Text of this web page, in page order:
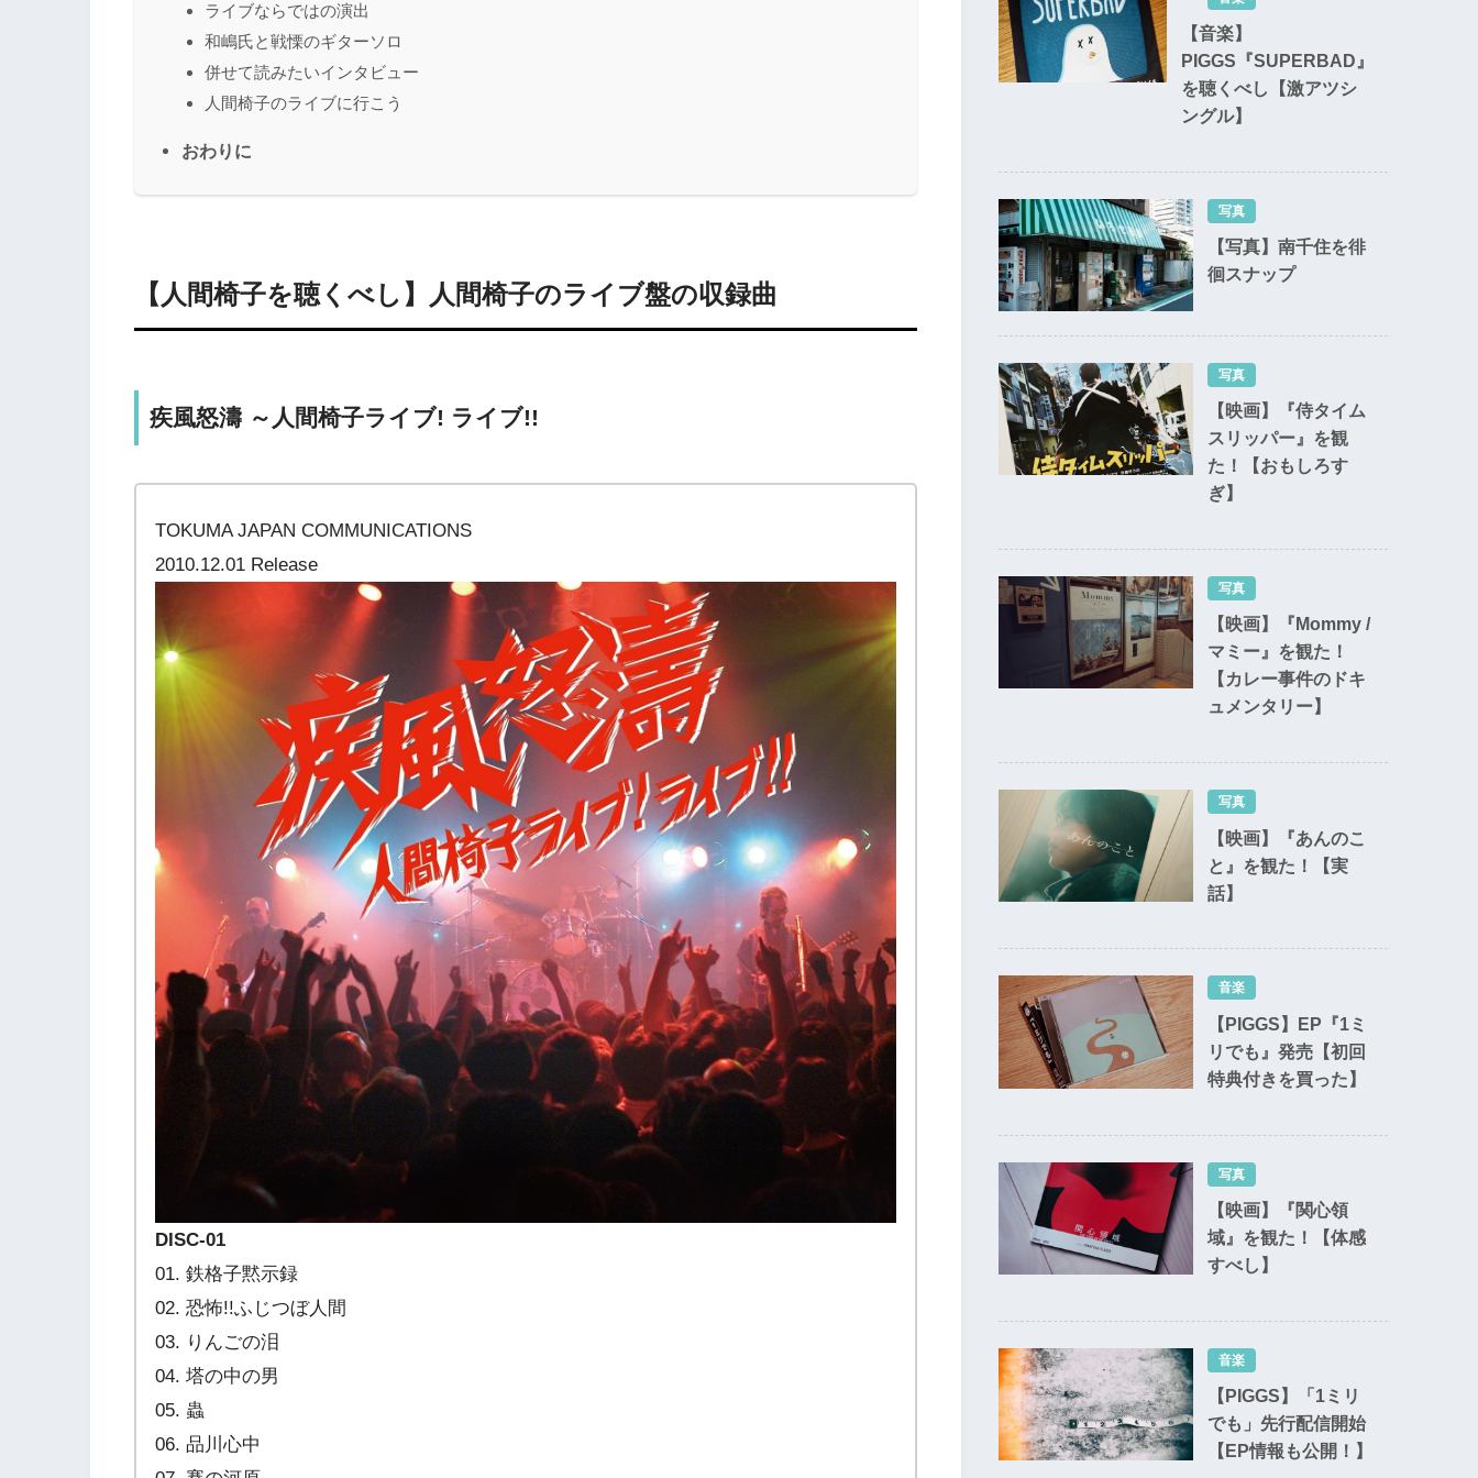
ライブならではの演出
和嶋氏と戦慄のギターソロ
併せて読みたいインタビュー
人間椅子のライブに行こう
おわりに
【人間椅子を聴くべし】人間椅子のライブ盤の収録曲
疾風怒濤 ～人間椅子ライブ! ライブ!!
TOKUMA JAPAN COMMUNICATIONS
2010.12.01 Release
DISC-01
01. 鉄格子黙示録
02. 恐怖!!ふじつぼ人間
03. りんごの泪
04. 塔の中の男
05. 蟲
06. 品川心中
【音楽】
PIGGS『SUPERBAD』
を聴くべし【激アツシ
ングル】
【写真】南千住を徘
徊スナップ
写真
【映画】『侍タイム
スリッパー』を観
た！【おもしろす
ぎ】
写真
【映画】『Mommy /
マミー』を観た！
【カレー事件のドキ
ュメンタリー】
写真
【映画】『あんのこ
と』を観た！【実
話】
写真
【PIGGS】EP『1ミ
リでも』発売【初回
特典付きを買った】
音楽
【映画】『関心領
域』を観た！【体感
すべし】
写真
【PIGGS】「1ミリ
でも」先行配信開始
【EP情報も公開！】
音楽